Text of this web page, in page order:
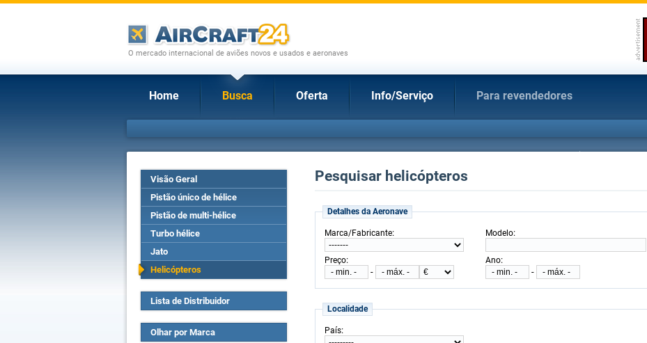
O mercado internacional de aviões novos e usados e aeronaves
Home Busca Oferta Info/Serviço Para revendedores
Visão Geral
Pistão único de hélice
Pistão de multi-hélice
Turbo hélice
Jato
Helicópteros
Lista de Distribuidor
Olhar por Marca
Pesquisar helicópteros
Detalhes da Aeronave
Marca/Fabricante: Modelo:
Preço:
-
Ano:
-
Localidade
País: